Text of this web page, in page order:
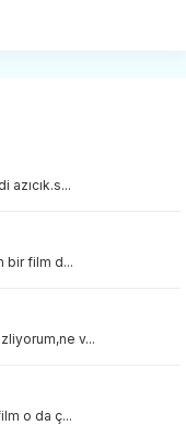
bir film d...
v...
o da ç...